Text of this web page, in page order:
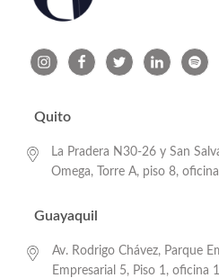
Quito
La Pradera N30-26 y San
Omega, Torre A, piso 8,
Guayaquil
Av. Rodrigo Chávez, Parque
Empresarial 5, Piso 1, oficina